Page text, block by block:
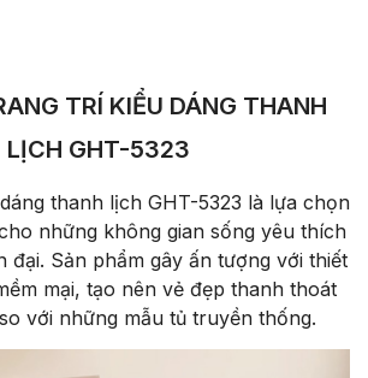
TRÍ KIỂU DÁNG THANH
LỊCH GHT-5323
thanh lịch GHT-5323 là lựa chọn
những không gian sống yêu thích
đại. Sản phẩm gây ấn tượng với thiết
mại, tạo nên vẻ đẹp thanh thoát
với những mẫu tủ truyền thống.